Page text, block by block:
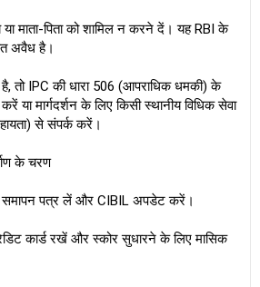
माता-पिता को शामिल न करने दें। यह RBI के
अवैध है।
है, तो IPC की धारा 506 (आपराधिक धमकी) के
या मार्गदर्शन के लिए किसी स्थानीय विधिक सेवा
से संपर्क करें।
के चरण
पत्र लें और CIBIL अपडेट करें।
कार्ड रखें और स्कोर सुधारने के लिए मासिक